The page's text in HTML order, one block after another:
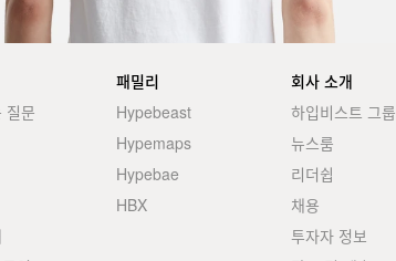
질문
패밀리
Hypebeast
Hypemaps
Hypebae
HBX
회사 소개
하입비스트 그룹
뉴스룸
리더쉽
채용
투자자 정보